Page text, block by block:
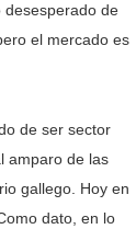
desesperado de
el mercado es
de ser sector
amparo de las
gallego. Hoy en
dato, en lo